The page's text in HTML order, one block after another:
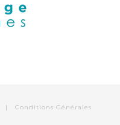
| Conditions Générales